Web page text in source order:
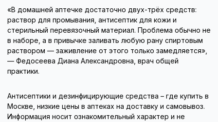
«В домашней аптечке достаточно двух-трёх средств:
раствор для промывания, антисептик для кожи и
стерильный перевязочный материал. Проблема обычно не
в наборе, а в привычке заливать любую рану спиртовым
раствором — заживление от этого только замедляется»,
— Федосеева Диана Александровна, врач общей
практики.
Антисептики и дезинфицирующие средства – где купить в
Москве, низкие цены в аптеках на доставку и самовывоз.
Информация носит ознакомительный характер и не